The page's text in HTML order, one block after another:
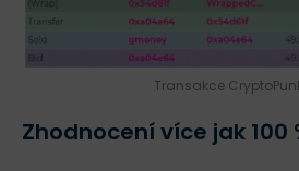
Transakce
Zhodnocení více jak 100